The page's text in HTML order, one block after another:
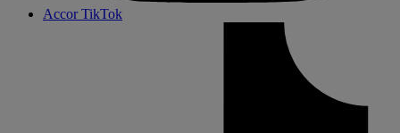
Accor TikTok